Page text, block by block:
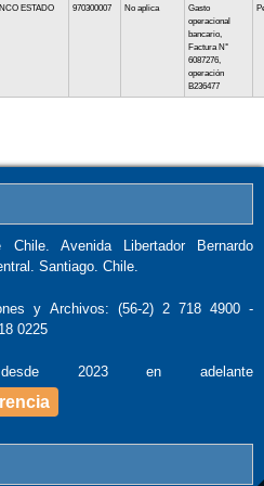
ESTADO 970300007 No aplica
Gasto
operacional
bancario,
Factura N°
6087276,
operación
B236477
Avenida Libertador Bernardo
Santiago. Chile.
y Archivos: (56-2) 2 718 4900 -
0225
desde 2023 en adelante